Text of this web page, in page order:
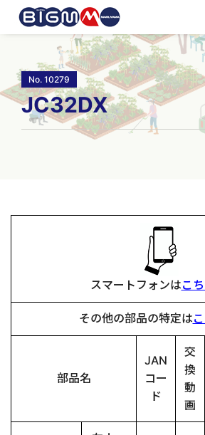
No. 10279
JC32DX
スマートフォンはこ
その他の部品の特定は
部品名
JAN
コー
ド
交
換
動
画